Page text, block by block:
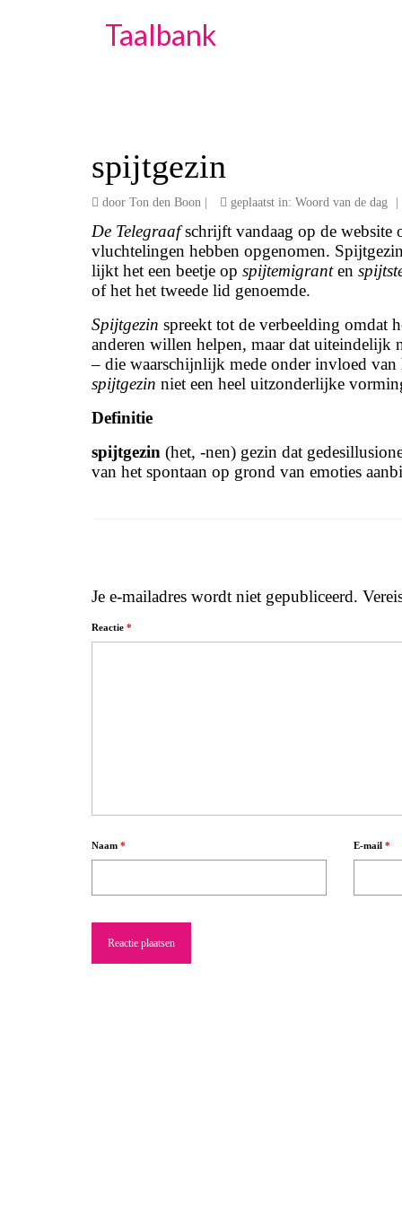
Taalbank
spijtgezin
door Ton den Boon geplaatst in: Woord van de dag
De Telegraafschrijft vandaag op de website
vluchtelingen hebben opgenomen.
lijkt het een beetje op spijtemigranten
of het het tweede lid genoemde.
Spijtgezin spreekt tot de verbeelding omdat
anderen willen helpen, maar dat
– die waarschijnlijk mede onder invloed
spijtgezin niet een heel uitzonderlijke
Definitie
spijtgezin (het, -nen) gezin dat
van het spontaan op grond van emoties
Je e-mailadres wordt niet gepubliceerd.
Reactie *
Naam * E-mail*